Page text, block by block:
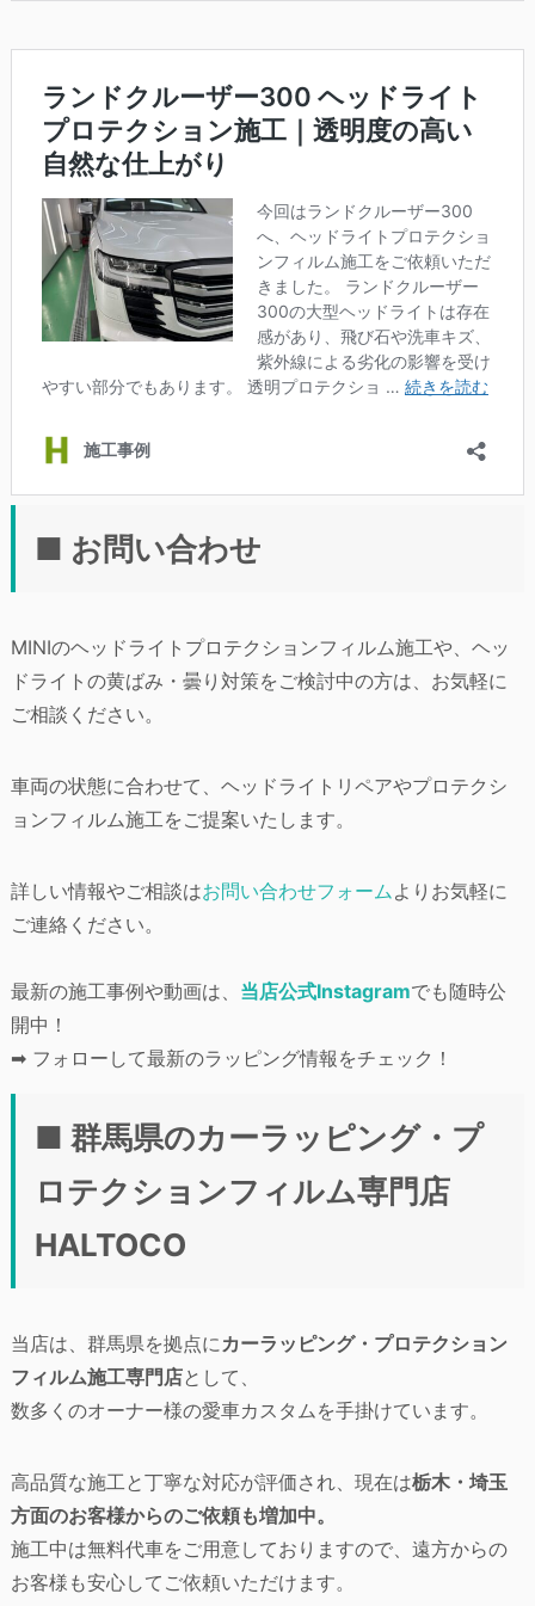
■ お問い合わせ
MINIのヘッドライトプロテクションフィルム施工や、ヘッ
ドライトの黄ばみ・曇り対策をご検討中の方は、お気軽に
ご相談ください。
車両の状態に合わせて、ヘッドライトリペアやプロテクシ
ョンフィルム施工をご提案いたします。
詳しい情報やご相談はお問い合わせフォームよりお気軽に
ご連絡ください。
最新の施工事例や動画は、 当店公式Instagramでも随時公
開中！
➡ フォローして最新のラッピング情報をチェック！
■ 群馬県のカーラッピング・プ
ロテクションフィルム専門店
HALTOCO
当店は、群馬県を拠点にカーラッピング・プロテクション
フィルム施工専門店として、
数多くのオーナー様の愛車カスタムを手掛けています。
高品質な施工と丁寧な対応が評価され、現在は栃木・埼玉
方面のお客様からのご依頼も増加中。
施工中は無料代車をご用意しておりますので、遠方からの
お客様も安心してご依頼いただけます。